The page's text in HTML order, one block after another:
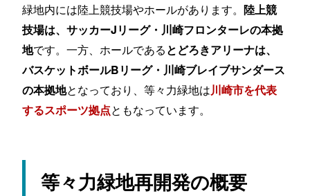
緑地内には陸上競技場やホールがあります。陸上競
技場は、サッカーJリーグ・川崎フロンターレの本拠
地です。一方、ホールであるとどろきアリーナは、
バスケットボールBリーグ・川崎ブレイブサンダース
の本拠地となっており、等々力緑地は川崎市を代表
するスポーツ拠点ともなっています。
等々力緑地再開発の概要